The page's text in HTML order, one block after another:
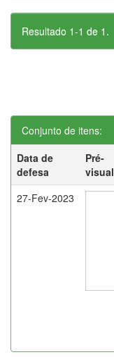
Resultado 1-1 de 1.
Conjunto de itens:
Data de
defesa
Pré-
27-Fev-2023